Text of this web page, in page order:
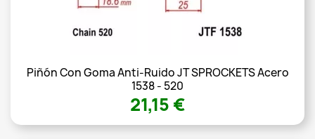
Piñón Con Goma Anti-Ruido JT SPROCKETS Acero
1538 - 520
21,15 €